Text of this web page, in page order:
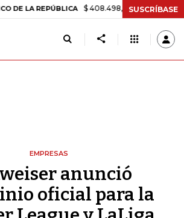
REPÚBLICA $ 408.498,97 +$ 8.753,81 +2,19%
SUSCRÍBASE
EMPRESAS
anunció
oficial para la